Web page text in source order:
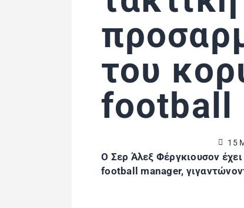
του
football
15
O Σερ Άλεξ Φέργκιουσον
football manager,